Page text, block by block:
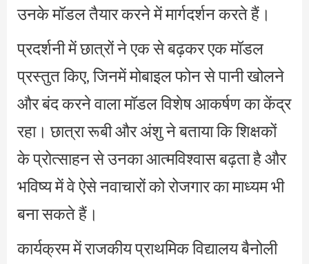
उनके मॉडल तैयार करने में मार्गदर्शन करते हैं।
प्रदर्शनी में छात्रों ने एक से बढ़कर एक मॉडल
प्रस्तुत किए, जिनमें मोबाइल फोन से पानी खोलने
और बंद करने वाला मॉडल विशेष आकर्षण का केंद्र
रहा। छात्रा रूबी और अंशु ने बताया कि शिक्षकों
के प्रोत्साहन से उनका आत्मविश्वास बढ़ता है और
भविष्य में वे ऐसे नवाचारों को रोजगार का माध्यम भी
बना सकते हैं।
कार्यक्रम में राजकीय प्राथमिक विद्यालय बैनोली